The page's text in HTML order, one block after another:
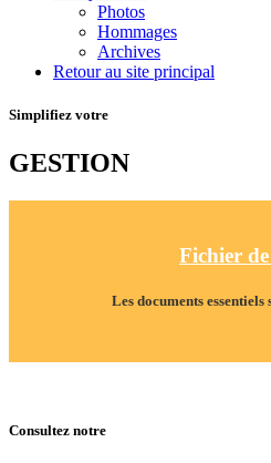
Photos
Hommages
Archives
Retour au site principal
Simplifiez votre
GESTION
Fichier
Les documents essentiels
Consultez notre